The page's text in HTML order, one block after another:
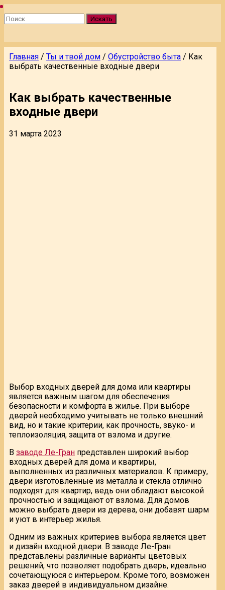
Искать
Главная / Ты и твой дом / Обустройство быта / Как
выбрать качественные входные двери
Как выбрать качественные
входные двери
31 марта 2023
Выбор входных дверей для дома или квартиры
является важным шагом для обеспечения
безопасности и комфорта в жилье. При выборе
дверей необходимо учитывать не только внешний
вид, но и такие критерии, как прочность, звуко- и
теплоизоляция, защита от взлома и другие.
В заводе Ле-Гран представлен широкий выбор
входных дверей для дома и квартиры,
выполненных из различных материалов. К примеру,
двери изготовленные из металла и стекла отлично
подходят для квартир, ведь они обладают высокой
прочностью и защищают от взлома. Для домов
можно выбрать двери из дерева, они добавят шарм
и уют в интерьер жилья.
Одним из важных критериев выбора является цвет
и дизайн входной двери. В заводе Ле-Гран
представлены различные варианты цветовых
решений, что позволяет подобрать дверь, идеально
сочетающуюся с интерьером. Кроме того, возможен
заказ дверей в индивидуальном дизайне.